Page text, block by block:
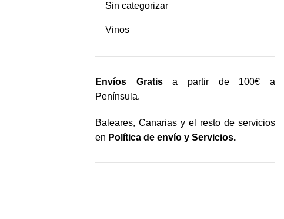
Sin categorizar
Vinos
Envíos Gratisa partir de 100€ a
Península.
Baleares, Canarias y el resto de servicios
en Política de envío y Servicios.